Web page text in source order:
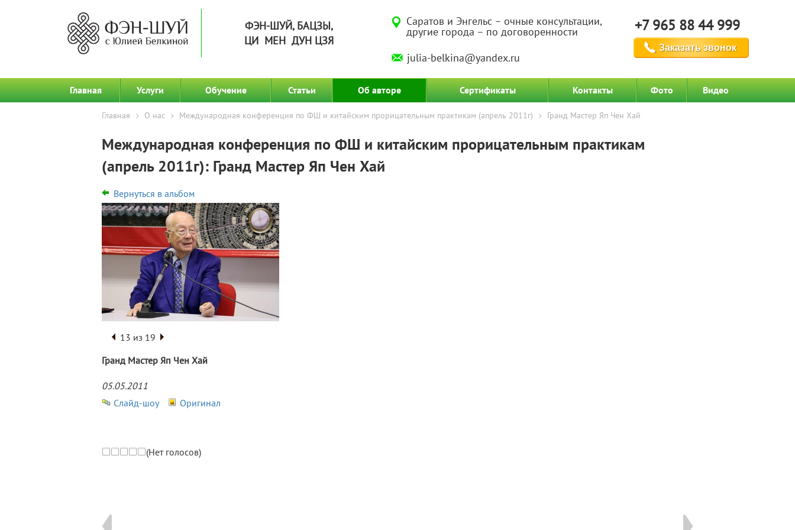
ФЭН-ШУЙ, БАЦЗЫ,
ЦИ МЕН ДУН ЦЗЯ
Саратов и Энгельс – очные консультации,
другие города – по договоренности
julia-belkina@yandex.ru
+7 965 88 44 999
Заказать звонок
Главная Услуги Обучение Статьи Об авторе Сертификаты Контакты Фото Видео
Главная О нас Международная конференция по ФШ и китайским прорицательным практикам (апрель 2011г) Гранд Мастер Яп Чен Хай
Международная конференция по ФШ и китайским прорицательным практикам
(апрель 2011г): Гранд Мастер Яп Чен Хай
Вернуться в альбом
13 из 19
Гранд Мастер Яп Чен Хай
05.05.2011
Слайд-шоу
Оригинал
(Нет голосов)